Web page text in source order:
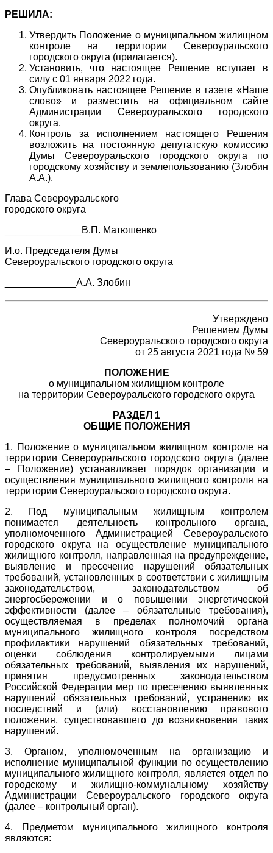
РЕШИЛА:
Утвердить Положение о муниципальном жилищном
контроле на территории Североуральского
городского округа (прилагается).
Установить, что настоящее Решение вступает в
силу с 01 января 2022 года.
Опубликовать настоящее Решение в газете «Наше
слово» и разместить на официальном сайте
Администрации Североуральского городского
округа.
Контроль за исполнением настоящего Решения
возложить на постоянную депутатскую комиссию
Думы Североуральского городского округа по
городскому хозяйству и землепользованию (Злобин
А.А.).
Глава Североуральского
городского округа
______________В.П. Матюшенко
И.о. Председателя Думы
Североуральского городского округа
_____________А.А. Злобин
Утверждено
Решением Думы
Североуральского городского округа
от 25 августа 2021 года № 59
ПОЛОЖЕНИЕ
о муниципальном жилищном контроле
на территории Североуральского городского округа
РАЗДЕЛ 1
ОБЩИЕ ПОЛОЖЕНИЯ
1. Положение о муниципальном жилищном контроле на
территории Североуральского городского округа (далее
– Положение) устанавливает порядок организации и
осуществления муниципального жилищного контроля на
территории Североуральского городского округа.
2. Под муниципальным жилищным контролем
понимается деятельность контрольного органа,
уполномоченного Администрацией Североуральского
городского округа на осуществление муниципального
жилищного контроля, направленная на предупреждение,
выявление и пресечение нарушений обязательных
требований, установленных в соответствии с жилищным
законодательством, законодательством об
энергосбережении и о повышении энергетической
эффективности (далее – обязательные требования),
осуществляемая в пределах полномочий органа
муниципального жилищного контроля посредством
профилактики нарушений обязательных требований,
оценки соблюдения контролируемыми лицами
обязательных требований, выявления их нарушений,
принятия предусмотренных законодательством
Российской Федерации мер по пресечению выявленных
нарушений обязательных требований, устранению их
последствий и (или) восстановлению правового
положения, существовавшего до возникновения таких
нарушений.
3. Органом, уполномоченным на организацию и
исполнение муниципальной функции по осуществлению
муниципального жилищного контроля, является отдел по
городскому и жилищно-коммунальному хозяйству
Администрации Североуральского городского округа
(далее – контрольный орган).
4. Предметом муниципального жилищного контроля
являются: